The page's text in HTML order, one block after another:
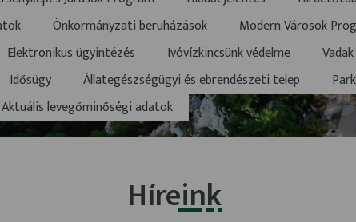
Önkormányzati beruházások Modern Városok
Elektronikus ügyintézés Ivóvízkincsünk védelme
Idősügy Állategészségügyi és ebrendészeti telep
Aktuális levegőminőségi adatok
Híreink